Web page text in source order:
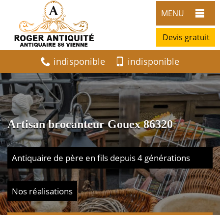
MENU
Devis gratuit
indisponible indisponible
Artisan brocanteur Gouex 86320
Antiquaire de père en fils depuis 4 générations
Nos réalisations